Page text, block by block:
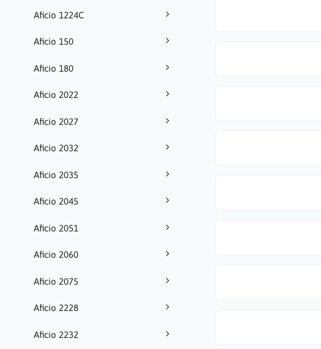
Aficio 1224C
Aficio 150
Aficio 180
Aficio 2022
Aficio 2027
Aficio 2032
Aficio 2035
Aficio 2045
Aficio 2051
Aficio 2060
Aficio 2075
Aficio 2228
Aficio 2232